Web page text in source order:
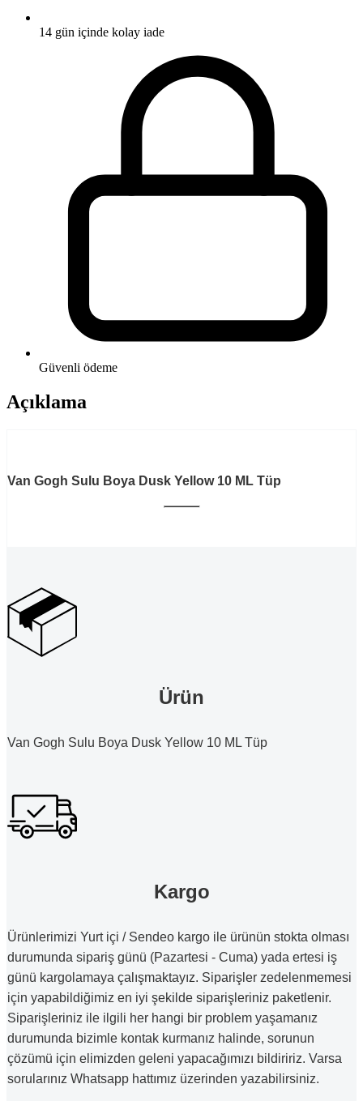
14 gün içinde kolay iade
Güvenli ödeme
Açıklama
Van Gogh Sulu Boya Dusk Yellow 10 ML Tüp
Ürün
Van Gogh Sulu Boya Dusk Yellow 10 ML Tüp
Kargo
Ürünlerimizi Yurt içi / Sendeo kargo ile ürünün stokta olması
durumunda sipariş günü (Pazartesi - Cuma) yada ertesi iş
günü kargolamaya çalışmaktayız. Siparişler zedelenmemesi
için yapabildiğimiz en iyi şekilde siparişleriniz paketlenir.
Siparişleriniz ile ilgili her hangi bir problem yaşamanız
durumunda bizimle kontak kurmanız halinde, sorunun
çözümü için elimizden geleni yapacağımızı bildiririz. Varsa
sorularınız Whatsapp hattımız üzerinden yazabilirsiniz.